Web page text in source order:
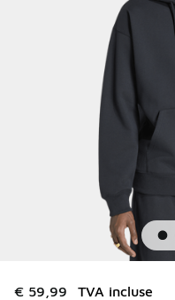
€ 59,99 TVA incluse